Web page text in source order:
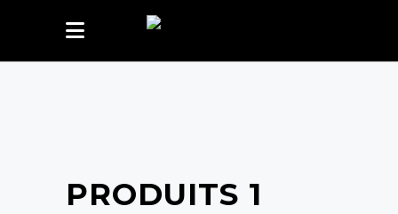
PRODUITS 1